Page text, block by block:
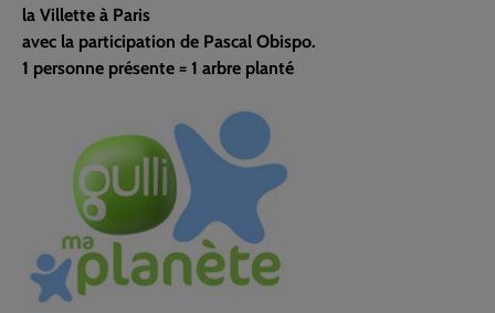
la Villette à Paris
avec la participation de Pascal Obispo.
1 personne présente = 1 arbre planté